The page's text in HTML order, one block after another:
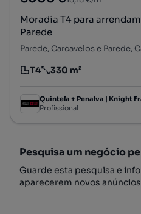
Moradia T4 para
Parede
Parede, Carcavelos e Parede,
Tipologia
T4
Preço por metro quadrado
330 m²
Quintela + Penalva | Knight
Profissional
Pesquisa um negócio
Guarde esta pesquisa e
aparecerem novos